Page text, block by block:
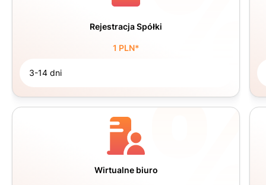
Rejestracja Spółki
1 PLN*
3-14 dni
Wirtualne biuro